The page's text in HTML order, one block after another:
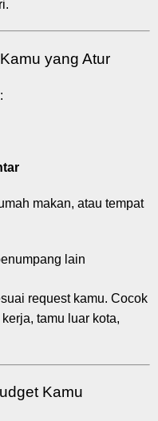
yang Atur
makan, atau tempat
lain
request kamu. Cocok
tamu luar kota,
Kamu